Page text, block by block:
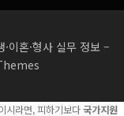
혼·형사 실무 정보 –
시라면, 피하기보다국가지원